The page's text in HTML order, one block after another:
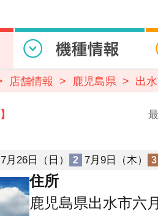
店舗情報 鹿児島県 出
7月26日（日） 2 7月9日（木） 3
住所
鹿児島県出水市六